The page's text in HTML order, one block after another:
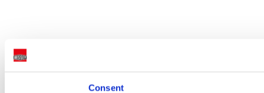
Consent